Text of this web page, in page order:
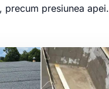
presiunea apei.